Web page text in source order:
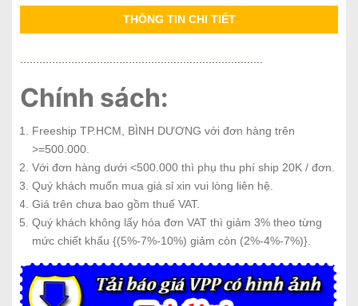
THÔNG TIN CHI TIẾT
Chính sách:
Freeship TP.HCM, BÌNH DƯƠNG với đơn hàng trên
>=500.000.
Với đơn hàng dưới <500.000 thì phụ thu phí ship 20K / đơn.
Quý khách muốn mua giá sỉ xin vui lòng liên hệ.
Giá trên chưa bao gồm thuế VAT.
Quý khách không lấy hóa đơn VAT thì giảm 3% theo từng
mức chiết khấu {(5%-7%-10%) giảm còn (2%-4%-7%)}.